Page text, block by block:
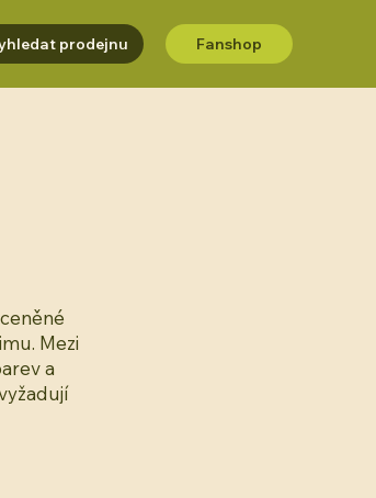
prodejnu Fanshop
Mezi
a